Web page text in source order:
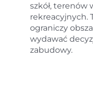
szkół, terenów
rekreacyjnych.
ograniczy
wydawać
zabudowy.